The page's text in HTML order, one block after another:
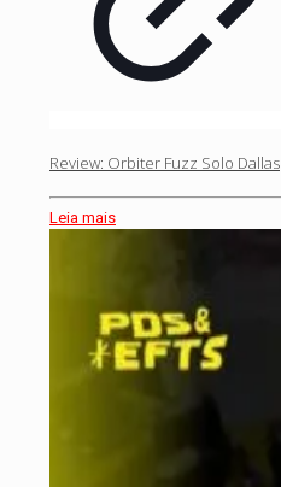
Review: Orbiter Fuzz Solo Dallas
Leia mais